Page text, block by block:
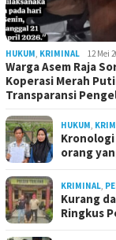
HUKUM, KRIMINAL 12 Mei
Warga Asem Raja
Koperasi Merah
Transparansi
HUKUM,
orang
KRIMINAL,
Kurang
Ringkus